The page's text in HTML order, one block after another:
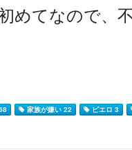
めてなので、
家族が嫌い 22 ピエロ 3